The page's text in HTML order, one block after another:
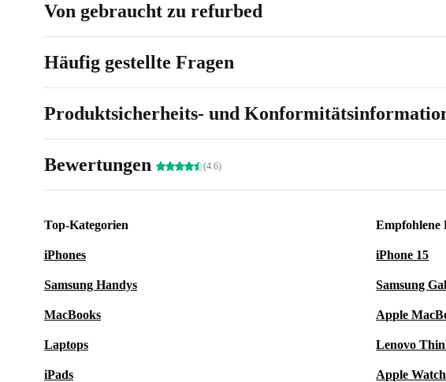
Von gebraucht zu refurbed
Häufig gestellte Fragen
Produktsicherheits- und
Bewertungen (4.6)
Top-Kategorien
iPhones
Samsung Handys
MacBooks
Laptops
iPads
Empfohlene
iPhone 15
Samsung
Apple
Lenovo
Apple